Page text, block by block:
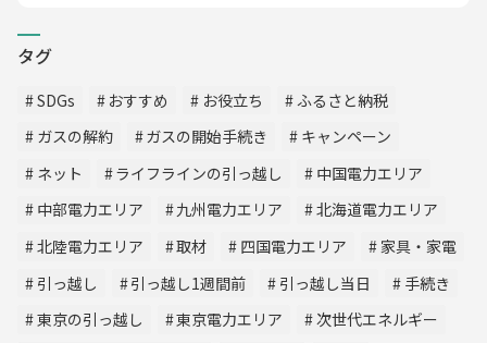
タグ
SDGs おすすめ お役立ち
ふるさと納税
ガスの解約
ガスの開始手続き
キャンペーン
ネット
ライフラインの引っ越し
中国電力エリア
中部電力エリア
九州電力エリア
北海道電力エリア
北陸電力エリア
取材 四国電力エリア
家具・家電
引っ越し
引っ越し1週間前 引っ越し当日
手続き
東京の引っ越し
東京電力エリア
次世代エネルギー